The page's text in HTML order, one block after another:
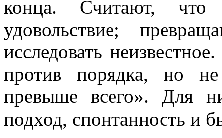
конца. Считают, что
удовольствие;
исследовать
против порядка, но не
превыше всего». Для
подход, спонтанность и